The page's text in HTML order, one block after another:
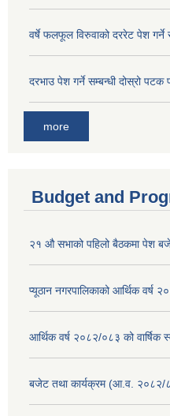
वर्षे फलफूल विरुवाको दररेट पेश गर्ने
दरभाउ पेश गर्ने सम्बन्धी दोस्रो
more
Budget and
२१ औ सभाको पहिलो बैठकमा पेश
प्यूठान नगरपालिकाको आर्थिक वर्ष
आर्थिक वर्ष २०८२/०८३ को वार्षिक
बजेट तथा कार्यक्रम (आ.व. २०८२/